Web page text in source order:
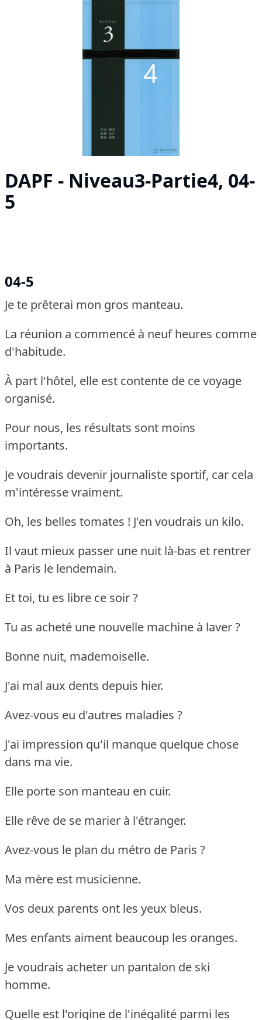
DAPF - Niveau3-Partie4, 04-
5
04-5
Je te prêterai mon gros manteau.
La réunion a commencé à neuf heures comme
d'habitude.
À part l'hôtel, elle est contente de ce voyage
organisé.
Pour nous, les résultats sont moins
importants.
Je voudrais devenir journaliste sportif, car cela
m'intéresse vraiment.
Oh, les belles tomates ! J'en voudrais un kilo.
Il vaut mieux passer une nuit là-bas et rentrer
à Paris le lendemain.
Et toi, tu es libre ce soir ?
Tu as acheté une nouvelle machine à laver ?
Bonne nuit, mademoiselle.
J'ai mal aux dents depuis hier.
Avez-vous eu d'autres maladies ?
J'ai impression qu'il manque quelque chose
dans ma vie.
Elle porte son manteau en cuir.
Elle rêve de se marier à l'étranger.
Avez-vous le plan du métro de Paris ?
Ma mère est musicienne.
Vos deux parents ont les yeux bleus.
Mes enfants aiment beaucoup les oranges.
Je voudrais acheter un pantalon de ski
homme.
Quelle est l'origine de l'inégalité parmi les